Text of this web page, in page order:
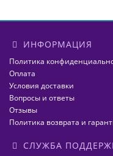
ИНФОРМАЦИЯ
Политика
Оплата
Условия доставки
Вопросы и ответы
Отзывы
Политика возврата и
СЛУЖБА